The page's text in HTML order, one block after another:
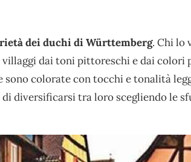
dei duchi diWürttemberg. Chi lo
dai toni pittoreschi e dai colori
sono colorate con tocchi e tonalità
di diversificarsi tra loro scegliendo le